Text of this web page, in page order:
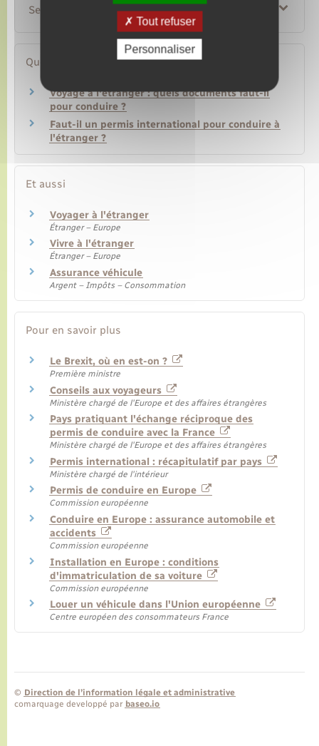
Services en ligne et formulaires
Questions ? Réponses !
Voyage à l'étranger : quels documents faut-il
pour conduire ?
Faut-il un permis international pour conduire à
l'étranger ?
Et aussi
Voyager à l'étranger
Étranger – Europe
Vivre à l'étranger
Étranger – Europe
Assurance véhicule
Argent – Impôts – Consommation
Pour en savoir plus
Le Brexit, où en est-on ?
Première ministre
Conseils aux voyageurs
Ministère chargé de l'Europe et des affaires étrangères
Pays pratiquant l'échange réciproque des
permis de conduire avec la France
Ministère chargé de l'Europe et des affaires étrangères
Permis international : récapitulatif par pays
Ministère chargé de l'intérieur
Permis de conduire en Europe
Commission européenne
Conduire en Europe : assurance automobile et
accidents
Commission européenne
Installation en Europe : conditions
d'immatriculation de sa voiture
Commission européenne
Louer un véhicule dans l'Union européenne
Centre européen des consommateurs France
© Direction de l’information légale et administrative
comarquage developpé par baseo.io
Tout refuser
Personnaliser